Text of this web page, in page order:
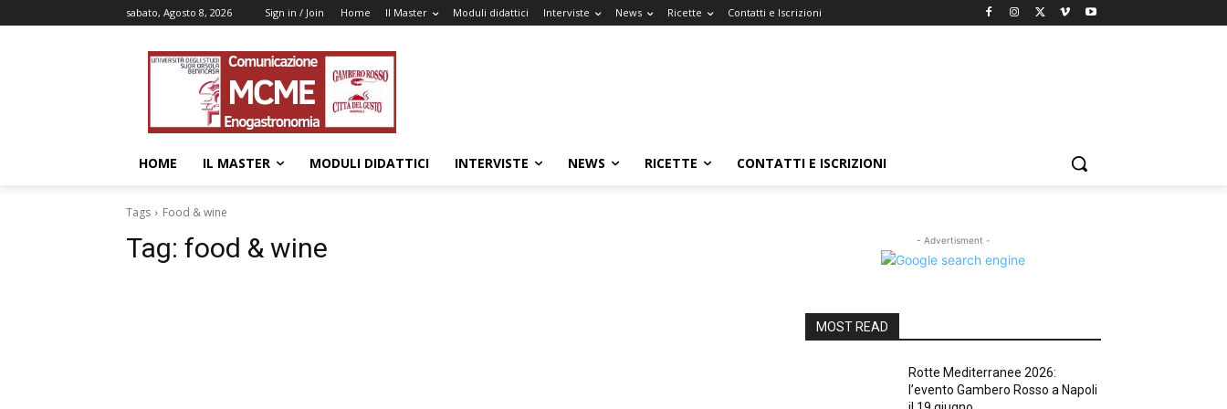
sabato, Agosto 8, 2026 Sign in / Join Home Il Master Moduli didattici Interviste News Ricette Contatti e Iscrizioni
HOME IL MASTER MODULI DIDATTICI INTERVISTE NEWS RICETTE CONTATTI E ISCRIZIONI
Tags Food & wine
Tag: food & wine - Advertisment -
MOST READ
Rotte Mediterranee 2026:
l’evento Gambero Rosso a Napoli